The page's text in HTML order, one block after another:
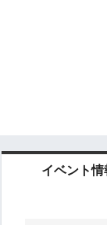
イベント情